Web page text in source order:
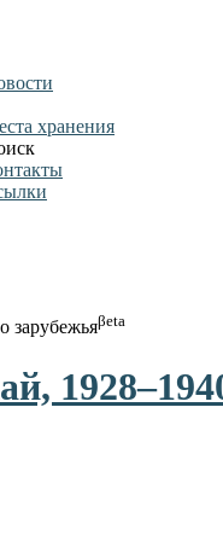
хранения
зарубежьяβeta